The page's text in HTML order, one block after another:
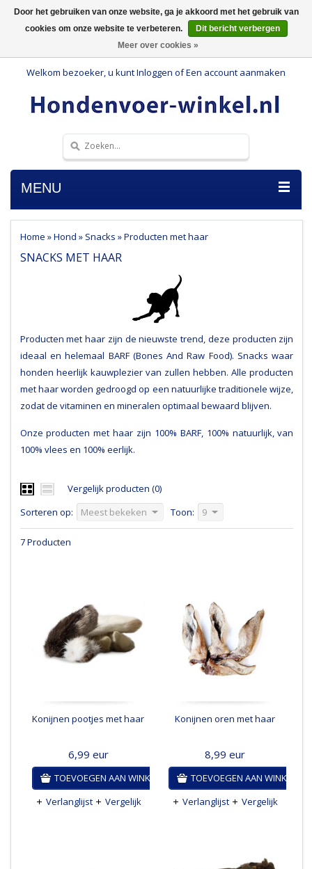
Welkom bezoeker, u kuntInloggen ofEen account aanmaken
MENU
Home »Hond » Snacks »Producten met haar
SNACKS MET HAAR
Producten met haar zijn de nieuwste trend, deze producten zijn
ideaal en helemaal BARF (Bones And Raw Food). Snacks waar
honden heerlijk kauwplezier van zullen hebben. Alle producten
met haar worden gedroogd op een natuurlijke traditionele wijze,
zodat de vitaminen en mineralen optimaal bewaard blijven.
Onze producten met haar zijn 100% BARF, 100% natuurlijk, van
100% vlees en 100% eerlijk.
Vergelijk producten (0)
Sorteren op:
Meest bekeken Toon: 9
7 Producten
Konijnen pootjes met haar
6,99 eur
TOEVOEGEN AAN WINKELWAGEN
Verlanglijst
Vergelijk
Konijnen oren met haar
8,99 eur
TOEVOEGEN AAN
Verlanglijst
Vergelijk
Door het gebruiken van onze website, ga je akkoord met het gebruik van
cookies om onze website te verbeteren.
Dit bericht verbergen
Meer over cookies »